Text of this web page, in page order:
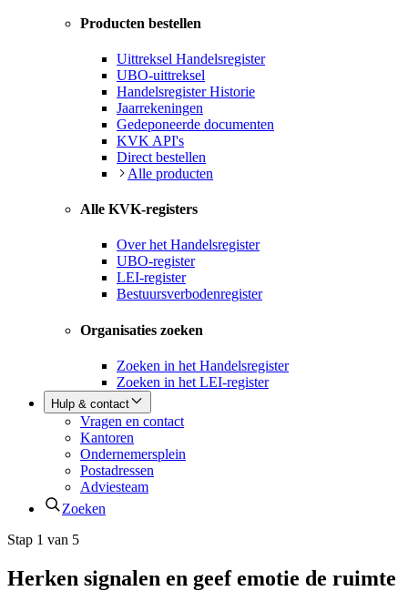
Producten bestellen
Uittreksel Handelsregister
UBO-uittreksel
Handelsregister Historie
Jaarrekeningen
Gedeponeerde documenten
KVK API's
Direct bestellen
Alle producten
Alle KVK-registers
Over het Handelsregister
UBO-register
LEI-register
Bestuursverbodenregister
Organisaties zoeken
Zoeken in het Handelsregister
Zoeken in het LEI-register
Hulp & contact
Vragen en contact
Kantoren
Ondernemersplein
Postadressen
Adviesteam
Zoeken
Stap 1 van 5
Herken signalen en geef emotie de ruimte